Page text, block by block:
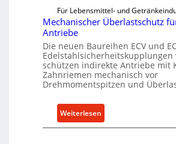
Für Lebensmittel- und
Mechanischer Überlastschutz
Antriebe
Die neuen Baureihen ECV und
Edelstahlsicherheitskupplungen
schützen indirekte Antriebe mit
Zahnriemen mechanisch vor
Drehmomentspitzen und
Weiterlesen
M